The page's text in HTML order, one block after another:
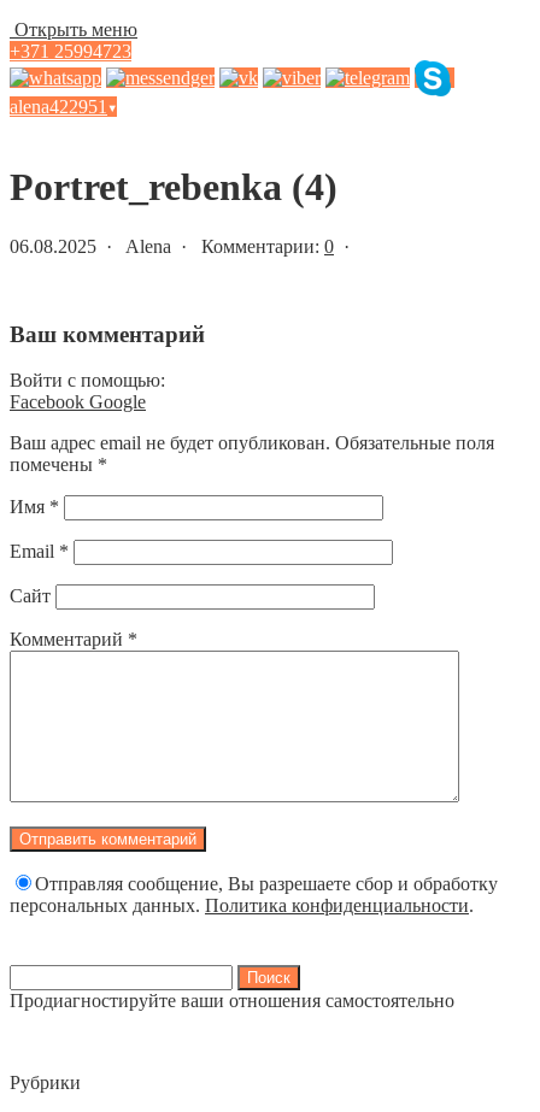
Открыть меню
+371 25994723
alena422951 ▾
Portret_rebenka (4)
06.08.2025 · Alena · Комментарии: 0 ·
Ваш комментарий
Войти с помощью:
Facebook Google
Ваш адрес email не будет опубликован. Обязательные поля
помечены *
Имя *
Email *
Сайт
Комментарий *
Отправляя сообщение, Вы разрешаете сбор и обработку
персональных данных. Политика конфиденциальности.
Продиагностируйте ваши отношения самостоятельно
Рубрики